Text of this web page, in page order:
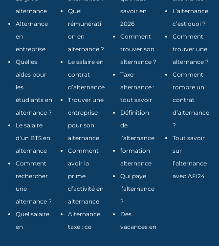
alternance
Alternance
en
entreprise
Quelles
aides pour
les
étudiants en
alternance ?
Le salaire
d’un BTS en
alternance
Comment
rechercher
une
alternance ?
Quel salaire
en
Quel
rémunérati
on en
alternance ?
Le salaire en
contrat
d’alternance
Trouver une
entreprise
pour son
alternance
Comment
avoir la
prime
d’activité en
alternance
Alternance
taxe : ce
savoir en
2026
Comment
trouver son
alternance ?
Taxe
alternance :
tout savoir
Définition
de
l’alternance
formation
alternance
Qui paye
l’alternance
?
Des
vacances en
L’alternance
c’est quoi ?
Comment
trouver une
alternance ?
Comment
rompre un
contrat
d’alternance
?
Tout savoir
sur
l’alternance
avec AFi24